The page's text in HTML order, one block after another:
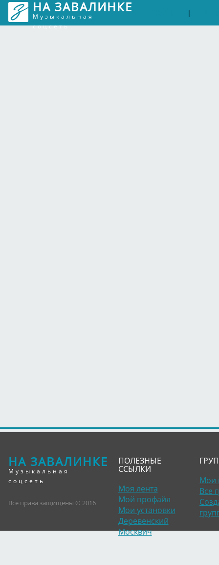
НА ЗАВАЛИНКЕ
Музыкальная
соцсеть
|
НА ЗАВАЛИНКЕ
Музыкальная
соцсеть
Все права защищены © 2016
ПОЛЕЗНЫЕ
ССЫЛКИ
Моя лента
Мой профайл
Мои установки
Деревенский
Москвич
Мои
Все